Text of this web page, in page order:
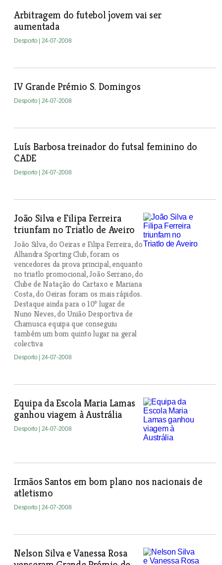
Arbitragem do futebol jovem vai ser
aumentada
Desporto | 24-07-2008
IV Grande Prémio S. Domingos
Desporto | 24-07-2008
Luís Barbosa treinador do futsal feminino do
CADE
Desporto | 24-07-2008
João Silva e Filipa Ferreira
triunfam no Triatlo de Aveiro
João Silva, do Oeiras e Filipa Ferreira, do
Alhandra Sporting Club, foram os
vencedores da prova principal, enquanto
no triatlo promocional, João Serrano, do
Clube de Natação do Cartaxo e Mariana
Costa, do Oeiras foram os mais rápidos.
Destaque ainda para o 10º lugar de
Nuno Neves, do União Desportiva de
Chamusca equipa que conseguiu
também um bom quinto lugar na geral
colectiva
Desporto | 24-07-2008
Equipa da Escola Maria Lamas
ganhou viagem à Austrália
Desporto | 24-07-2008
Irmãos Santos em bom plano nos nacionais de
atletismo
Desporto | 24-07-2008
Nelson Silva e Vanessa Rosa